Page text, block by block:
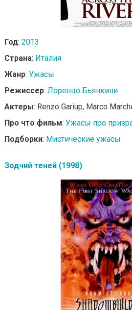
Год: 2013
Страна: Италия
Жанр: Ужасы
Режиссер: Лоренцо Бьянкини
Актеры: Renzo Gariup, Marco
Про что фильм: Ужасы про
Подборки: Мистические ужасы
Зодчий теней (1998)